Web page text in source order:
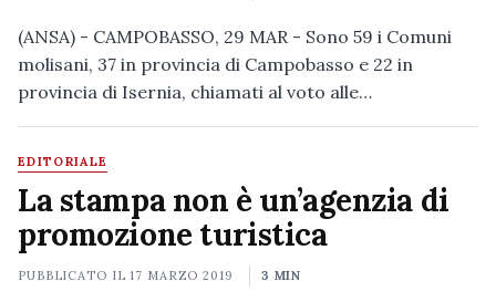
(ANSA) - CAMPOBASSO, 29 MAR - Sono 59 i Comuni
molisani, 37 in provincia di Campobasso e 22 in
provincia di Isernia, chiamati al voto alle…
EDITORIALE
La stampa non è un’agenzia di
promozione turistica
PUBBLICATO IL17 MARZO 2019 3 MIN